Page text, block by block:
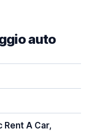
auto
Rent A Car,